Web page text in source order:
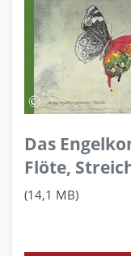
Das
Flöte,
(14,1 MB)